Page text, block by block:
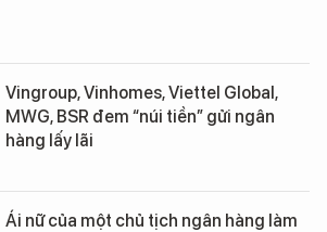
Vingroup, Vinhomes, Viettel Global,
MWG, BSR đem “núi tiền” gửi ngân
hàng lấy lãi
Ái nữ của một chủ tịch ngân hàng làm